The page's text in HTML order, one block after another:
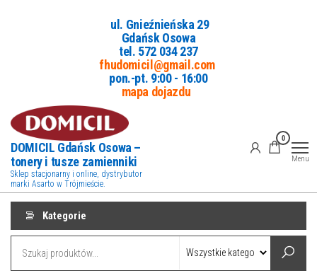
ul. Gnieźnieńska 29
Gdańsk Osowa
tel. 572 034 237
fhudomicil@gmail.com
pon.-pt. 9:00 - 16:00
mapa dojazdu
DOMICIL Gdańsk Osowa –
tonery i tusze zamienniki
Sklep stacjonarny i online, dystrybutor
marki Asarto w Trójmieście.
0
Menu
Kategorie